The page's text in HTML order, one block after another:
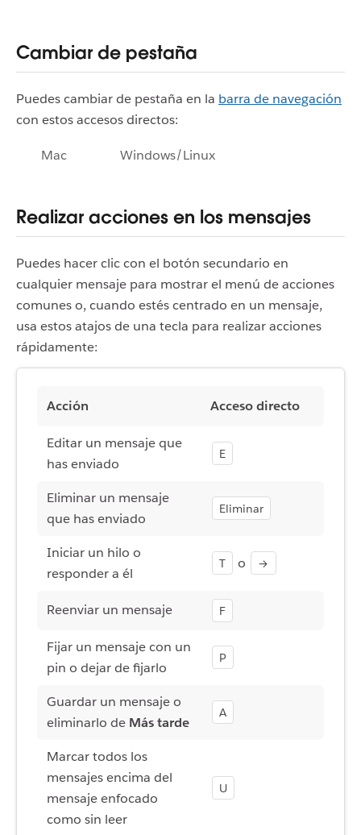
Cambiar de pestaña
Puedes cambiar de pestaña en la barra de navegación
con estos accesos directos:
Mac Windows/Linux
Realizar acciones en los mensajes
Puedes hacer clic con el botón secundario en
cualquier mensaje para mostrar el menú de acciones
comunes o, cuando estés centrado en un mensaje,
usa estos atajos de una tecla para realizar acciones
rápidamente:
Acción Acceso directo
Editar un mensaje que
has enviado
E
Eliminar un mensaje
que has enviado
Eliminar
Iniciar un hilo o
responder a él
T o →
Reenviar un mensaje F
Fijar un mensaje con un
pin o dejar de fijarlo
P
Guardar un mensaje o
eliminarlo de Más tarde
A
Marcar todos los
mensajes encima del
mensaje enfocado
como sin leer
U